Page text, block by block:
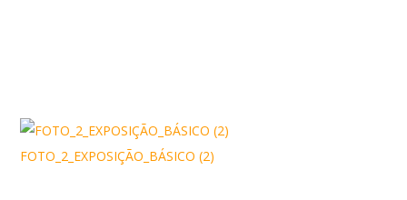
FOTO_2_EXPOSIÇÃO_BÁSICO (2)